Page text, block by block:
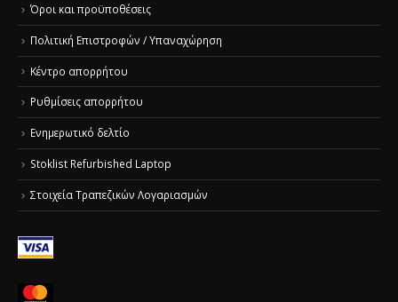
Όροι και προϋποθέσεις
Πολιτική Επιστροφών / Υπαναχώρηση
Κέντρο απορρήτου
Ρυθμίσεις απορρήτου
Ενημερωτικό δελτίο
Stoklist Refurbished Laptop
Στοιχεία Τραπεζικών Λογαριασμών